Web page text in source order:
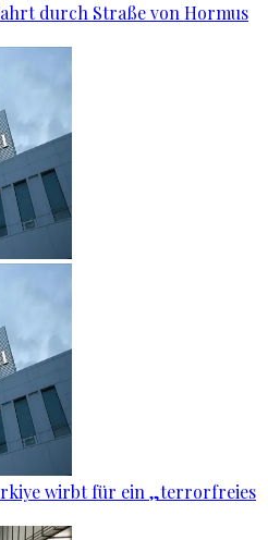
durch Straße von Hormus
wirbt für ein „terrorfreies